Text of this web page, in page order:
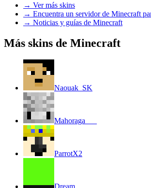
→ Ver más skins
→ Encuentra un servidor de Minecraft
→ Noticias y guías de Minecraft
Más skins de Minecraft
Naouak_SK
Mahoraga___
ParrotX2
Dream